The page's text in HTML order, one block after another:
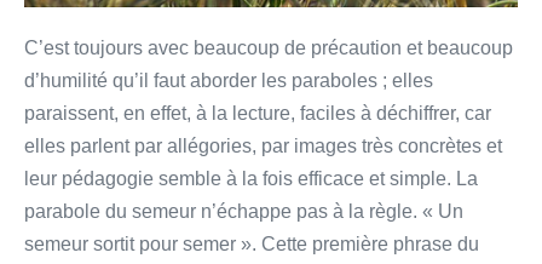
C’est toujours avec beaucoup de précaution et beaucoup
d’humilité qu’il faut aborder les paraboles ; elles
paraissent, en effet, à la lecture, faciles à déchiffrer, car
elles parlent par allégories, par images très concrètes et
leur pédagogie semble à la fois efficace et simple. La
parabole du semeur n’échappe pas à la règle. « Un
semeur sortit pour semer ». Cette première phrase du